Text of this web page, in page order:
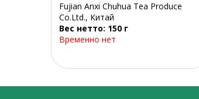
Fujian Anxi Chuhua Tea Produce
Co.Ltd., Китай
Вес нетто: 150 г
Временно нет